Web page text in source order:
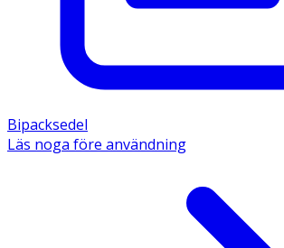
Bipacksedel
Läs noga före användning